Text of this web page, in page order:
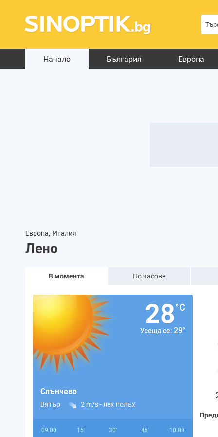
Начало България Европа
Европа, Италия
Лено
В момента По часове
28°C
Усеща се: 29°
Слънчево
Вятър 2 m/s - лек полъх
09:00 15' 30' 45' 10:00